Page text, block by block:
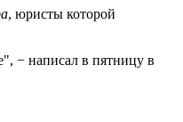
, юристы которой
− написал в пятницу в